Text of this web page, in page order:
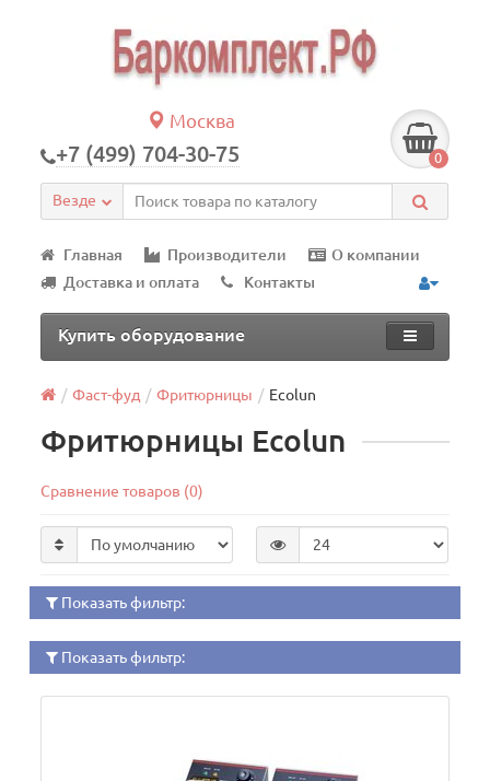
Москва
+7 (499) 704-30-75 0
Везде
Главная Производители
О компании
Доставка и оплата
Контакты
Купить оборудование
Фаст-фуд Фритюрницы Ecolun
Фритюрницы Ecolun
Сравнение товаров (0)
Показать фильтр:
Показать фильтр: